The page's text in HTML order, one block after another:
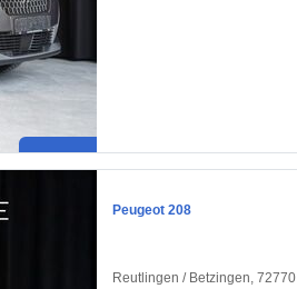
Peugeot 208
Reutlingen / Betzingen, 72770